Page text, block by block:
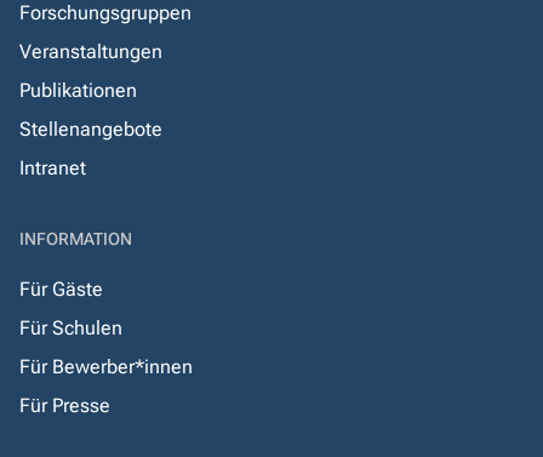
Forschungsgruppen
Veranstaltungen
Publikationen
Stellenangebote
Intranet
INFORMATION
Für Gäste
Für Schulen
Für Bewerber*innen
Für Presse